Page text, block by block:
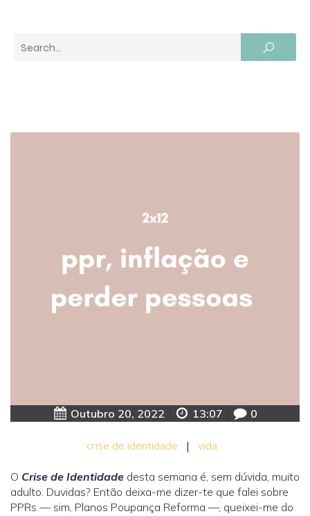
Outubro 20, 2022 13:07 0
crise de identidade | vida
O Crise de Identidade desta semana é, sem dúvida, muito
adulto. Duvidas? Então deixa-me dizer-te que falei sobre
PPRs — sim, Planos Poupança Reforma —, queixei-me do